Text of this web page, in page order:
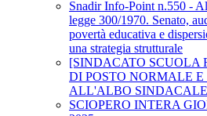
Snadir Info-Point n.550 -
legge 300/1970. Senato,
povertà educativa e
una strategia strutturale
[SINDACATO SCUOLA
DI POSTO NORMALE E
ALL'ALBO
SCIOPERO INTERA